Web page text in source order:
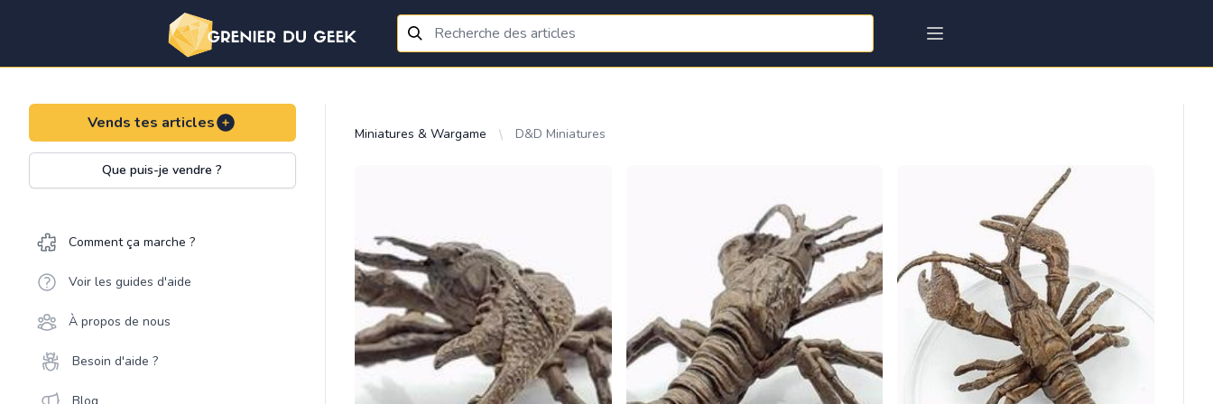
Vends tes articles
Que puis-je vendre ?
Comment ça marche ?
Voir les guides d'aide
À propos de nous
Besoin d'aide ?
Miniatures & Wargame D&D Miniatures